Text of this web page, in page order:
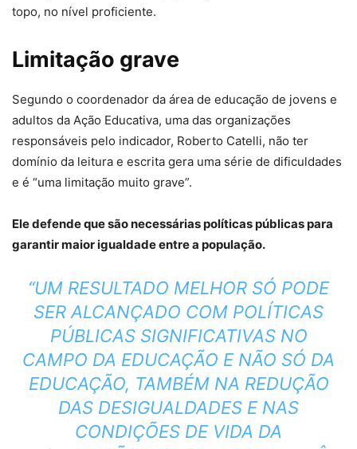
topo, no nível proficiente.
Limitação grave
Segundo o coordenador da área de educação de jovens e
adultos da Ação Educativa, uma das organizações
responsáveis pelo indicador, Roberto Catelli, não ter
domínio da leitura e escrita gera uma série de dificuldades
e é “uma limitação muito grave”.
Ele defende que são necessárias políticas públicas para
garantir maior igualdade entre a população.
“UM RESULTADO MELHOR SÓ PODE
SER ALCANÇADO COM POLÍTICAS
PÚBLICAS SIGNIFICATIVAS NO
CAMPO DA EDUCAÇÃO E NÃO SÓ DA
EDUCAÇÃO, TAMBÉM NA REDUÇÃO
DAS DESIGUALDADES E NAS
CONDIÇÕES DE VIDA DA